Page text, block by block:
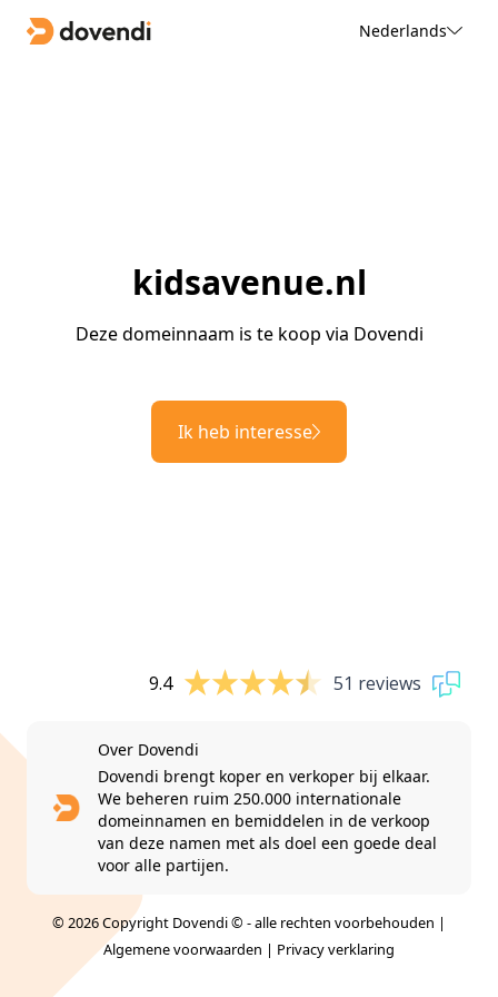
Nederlands
kidsavenue.nl
Deze domeinnaam is te koop via Dovendi
Ik heb interesse
9.4 51 reviews
Over Dovendi
Dovendi brengt koper en verkoper bij elkaar.
We beheren ruim 250.000 internationale
domeinnamen en bemiddelen in de verkoop
van deze namen met als doel een goede deal
voor alle partijen.
© 2026 Copyright Dovendi © - alle rechten voorbehouden |
Algemene voorwaarden | Privacy verklaring